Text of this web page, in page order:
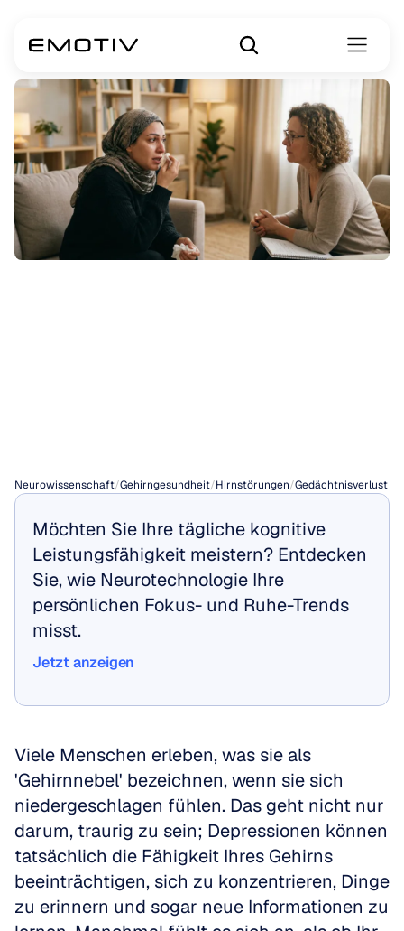
Neurowissenschaft/Gehirngesundheit/Hirnstörungen/Gedächtnisverlust
Möchten Sie Ihre tägliche kognitive
Leistungsfähigkeit meistern? Entdecken
Sie, wie Neurotechnologie Ihre
persönlichen Fokus- und Ruhe-Trends
misst.
Jetzt anzeigen
Viele Menschen erleben, was sie als
'Gehirnnebel' bezeichnen, wenn sie sich
niedergeschlagen fühlen. Das geht nicht nur
darum, traurig zu sein; Depressionen können
tatsächlich die Fähigkeit Ihres Gehirns
beeinträchtigen, sich zu konzentrieren, Dinge
zu erinnern und sogar neue Informationen zu